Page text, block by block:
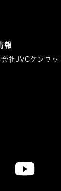
報
会社JVCケンウッ